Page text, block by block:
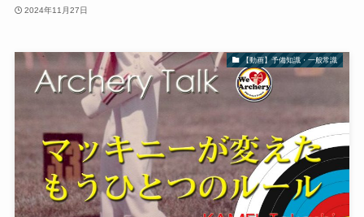
2024年11月27日
【動画】予備知識・一般常識